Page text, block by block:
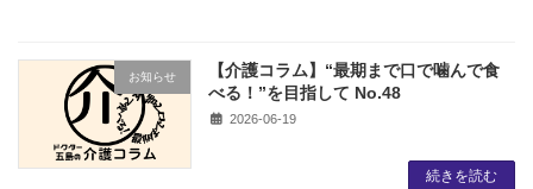
お知らせ
【介護コラム】“最期まで口で噛んで食
べる！”を目指して No.48
2026-06-19
続きを読む